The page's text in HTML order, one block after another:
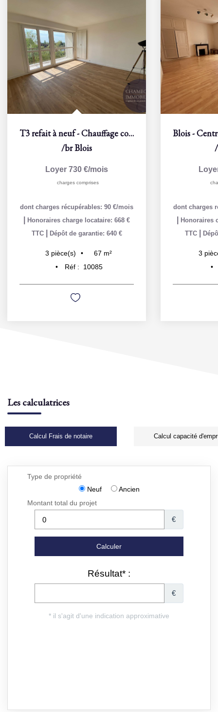
T3 refait à neuf - Chauffage compris
/brBlois
Loyer 730 €/mois
charges comprises
dont charges récupérables: 90 €/mois
Honoraires charge locataire: 668 €
TTC
Dépôt de garantie: 640 €
3 pièce(s) 67 m²
Réf :
10085
dont charges
Honoraires
TTC
3
Les calculatrices
Calcul Frais de notaire Calcul capacité